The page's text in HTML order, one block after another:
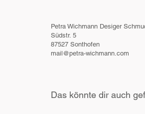
Petra Wichmann Desiger
Südstr. 5
87527 Sonthofen
mail@petra-wichmann.com
Das könnte dir auch